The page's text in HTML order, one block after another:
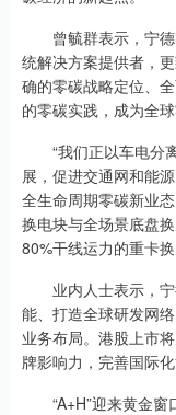
曾毓群表示，宁德
统解决方案提供者，
确的零碳战略定位、
的零碳实践，成为全
“我们正以车电分
展，促进交通网和能
全生命周期零碳新业
换电块与全场景底盘
80%干线运力的重卡换
业内人士表示，宁
能、打造全球研发网
业务布局。港股上市
牌影响力，完善国际
“A+H”迎来黄金窗